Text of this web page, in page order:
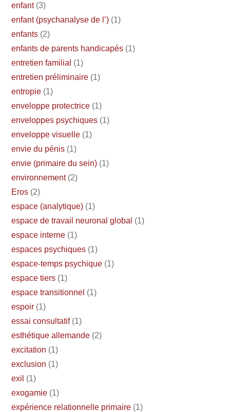
enfant (3)
enfant (psychanalyse de l’) (1)
enfants (2)
enfants de parents handicapés (1)
entretien familial (1)
entretien préliminaire (1)
entropie (1)
enveloppe protectrice (1)
enveloppes psychiques (1)
enveloppe visuelle (1)
envie du pénis (1)
envie (primaire du sein) (1)
environnement (2)
Eros (2)
espace (analytique) (1)
espace de travail neuronal global (1)
espace interne (1)
espaces psychiques (1)
espace-temps psychique (1)
espace tiers (1)
espace transitionnel (1)
espoir (1)
essai consultatif (1)
esthétique allemande (2)
excitation (1)
exclusion (1)
exil (1)
exogamie (1)
expérience relationnelle primaire (1)